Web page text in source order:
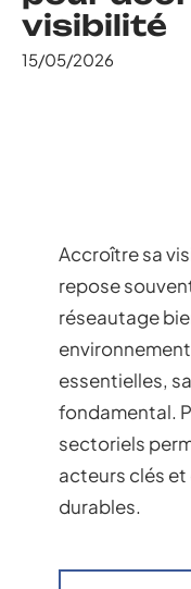
visibilité
15/05/2026
Accroître sa
repose
réseautage
essentielles,
fondamental.
sectoriels
acteurs clés et
durables.